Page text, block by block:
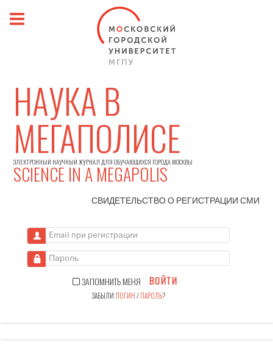
НАУКА В
МЕГАПОЛИСЕ
ЭЛЕКТРОННЫЙ НАУЧНЫЙ ЖУРНАЛ ДЛЯ ОБУЧАЮЩИХСЯ ГОРОДА МОСКВЫ
SCIENCE IN A MEGAPOLIS
СВИДЕТЕЛЬСТВО О РЕГИСТРАЦИИСМИ
Email при регистрации
Пароль
ЗАПОМНИТЬ МЕНЯ ВОЙТИ
ЗАБЫЛИ ЛОГИН/ПАРОЛЬ?